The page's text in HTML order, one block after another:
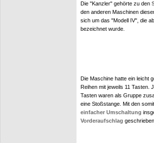
Die "Kanzler" gehörte zu den
den anderen Maschinen
sich um das "Modell IV", die
bezeichnet wurde.
Die Maschine hatte ein leicht
Reihen mit jeweils 11 Tasten.
Tasten waren als Gruppe
eine Stoßstange. Mit den
einfacher Umschaltung
Vorderaufschlag